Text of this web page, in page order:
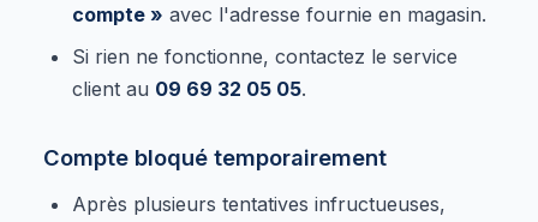
compte » avec l'adresse fournie en magasin.
Si rien ne fonctionne, contactez le service
client au 09 69 32 05 05.
Compte bloqué temporairement
Après plusieurs tentatives infructueuses,